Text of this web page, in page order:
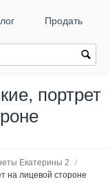
Продать
портрет
Екатерины 2
/
на лицевой стороне